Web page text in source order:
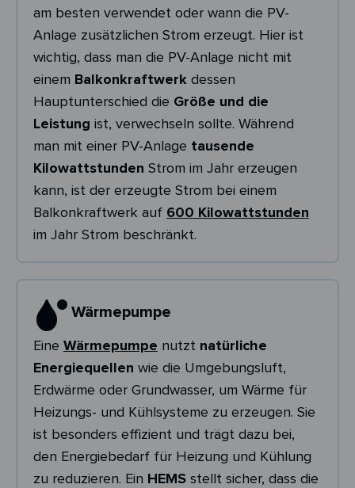
am besten verwendet oder wann die PV-
Anlage zusätzlichen Strom erzeugt. Hier ist
wichtig, dass man die PV-Anlage nicht mit
einem Balkonkraftwerk dessen
Hauptunterschied die Größe und die
Leistung ist, verwechseln sollte. Während
man mit einer PV-Anlage tausende
Kilowattstunden Strom im Jahr erzeugen
kann, ist der erzeugte Strom bei einem
Balkonkraftwerk auf 600 Kilowattstunden
im Jahr Strom beschränkt.
Wärmepumpe
Eine Wärmepumpe nutzt natürliche
Energiequellen wie die Umgebungsluft,
Erdwärme oder Grundwasser, um Wärme für
Heizungs- und Kühlsysteme zu erzeugen. Sie
ist besonders effizient und trägt dazu bei,
den Energiebedarf für Heizung und Kühlung
zu reduzieren. Ein HEMS stellt sicher, dass die